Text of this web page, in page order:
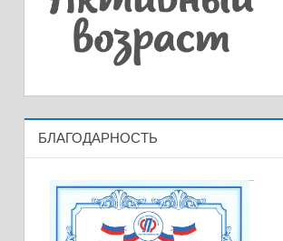
БЛАГОДАРНОСТЬ